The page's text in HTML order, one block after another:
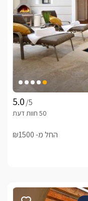
/5
החל מ- ₪1500